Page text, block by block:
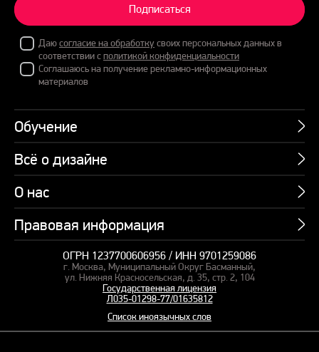
Подписаться
Даюсогласие на обработкусвоих персональных данных в
соответствии сполитикой конфиденциальности
Соглашаюсь на получение рекламно-информационных
материалов
Обучение
Курсы
Пакетные предложения
Профессии
Подарочные сертификаты
Корпоративное обучение
Курсы для сотрудников
Пакетные предложения
Всё о дизайне
Учебник по презентациям
Банк слайдов
Вебинары
Студия дизайна
Заказать презентацию
О нас
Об академии
СМИ о нас
Правовая информация
Карта сайта
Оферта и лицензия
Политика конфиденциальности
ОГРН 1237700606956 / ИНН 9701259086
г. Москва, Муниципальный Округ Басманный,
ул. Нижняя Красносельская, д. 35, стр. 2, 104
Государственная лицензия
Л035-01298-77/01635812
Список иноязычных слов